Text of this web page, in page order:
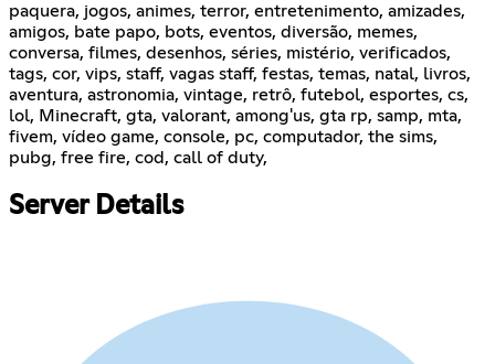
paquera, jogos, animes, terror, entretenimento, amizades,
amigos, bate papo, bots, eventos, diversão, memes,
conversa, filmes, desenhos, séries, mistério, verificados,
tags, cor, vips, staff, vagas staff, festas, temas, natal, livros,
aventura, astronomia, vintage, retrô, futebol, esportes, cs,
lol, Minecraft, gta, valorant, among'us, gta rp, samp, mta,
fivem, vídeo game, console, pc, computador, the sims,
pubg, free fire, cod, call of duty,
Server Details